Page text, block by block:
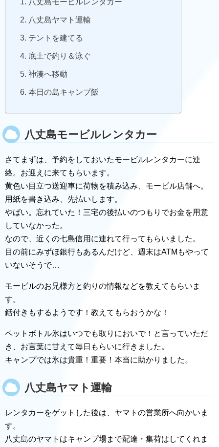
八丈島ヤマト運輸
テントを建てる
底土で釣り＆泳ぐ
神湊へ移動
本日の島キャンプ飯
八丈島モービルレンタカー
さてまずは、予約をしておいたモービルレンタカーに連
絡。お迎えに来てもらいます。
黄色い目立つ送迎車に荷物を積み込み、モービル店舗へ。
用紙を書き込み、先払いします。
やばい。忘れていた！三宅の後払いのつもりでお金を用意
していなかった。
なので、近くの七島信用に連れて行ってもらいました。
目の前にみずほ銀行もあるんだけど、週末はATMもやって
いないそうで…
モービルのお兄様方と釣りの情報などを教えてもらいま
す。
銛付きもするようです！教えてもらおうかな！
ペットボトル氷はいつでも取りにおいで！と言っていただ
き、お言葉に甘えて毎日もらいに行きました。
キャンプでは氷は貴重！重要！本当に助かりました。
八丈島ヤマト運輸
レンタカーをゲットした後は、ヤマトの営業所へ向かいま
す。
八丈島のヤマトはキャンプ場まで配達・集荷はしてくれま